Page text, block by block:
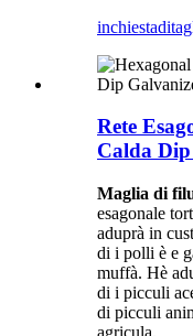
inchiesta
Rete
Calda
Maglia di
esagonale
aduprà in
di i polli è e
muffà. Hè
di i picculi
di picculi
agricula.